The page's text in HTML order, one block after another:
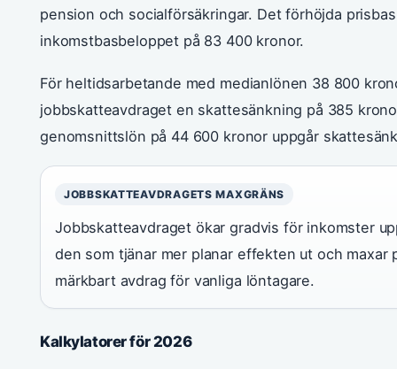
pension och socialförsäkringar. Det förhöjda
inkomstbasbeloppet på 83 400 kronor.
För heltidsarbetande med medianlönen 38 800
jobbskatteavdraget en skattesänkning på 385
genomsnittslön på 44 600 kronor uppgår
JOBBSKATTEAVDRAGETS MAXGRÄNS
Jobbskatteavdraget ökar gradvis för inkomster
den som tjänar mer planar effekten ut och maxar
märkbart avdrag för vanliga löntagare.
Kalkylatorer för 2026